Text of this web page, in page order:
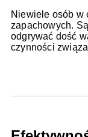
Niewiele osób w
zapachowych.
odgrywać dość
czynności